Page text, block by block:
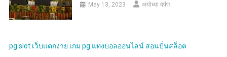
May 13, 2023 अयोध्या दर्पण
pg slot เว็บแตกง่าย เกม pg แทงบอลออนไลน์ สอนปั่นสล็อต